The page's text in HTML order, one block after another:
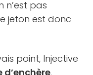
n’est pas
jeton est donc
point, Injective
d’enchère.